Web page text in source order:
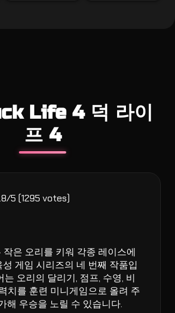
Life 4 덕 라이
프 4
5 (1295 votes)
은 오리를 키워 각종 레이스에
게임 시리즈의 네 번째 작품입
는 오리의 달리기, 점프, 수영, 비
치를 훈련 미니게임으로 올려 주
해 우승을 노릴 수 있습니다.